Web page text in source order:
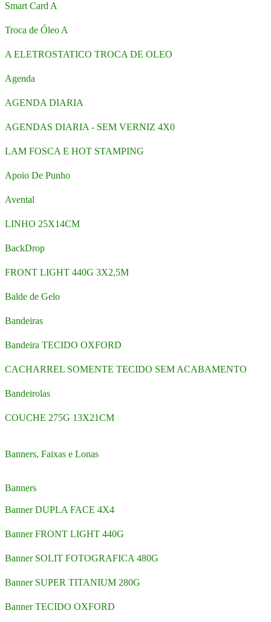
Smart Card A
Troca de Óleo A
A ELETROSTATICO TROCA DE OLEO
Agenda
AGENDA DIARIA
AGENDAS DIARIA - SEM VERNIZ 4X0
LAM FOSCA E HOT STAMPING
Apoio De Punho
Avental
LINHO 25X14CM
BackDrop
FRONT LIGHT 440G 3X2,5M
Balde de Gelo
Bandeiras
Bandeira TECIDO OXFORD
CACHARREL SOMENTE TECIDO SEM ACABAMENTO
Bandeirolas
COUCHE 275G 13X21CM
Banners, Faixas e Lonas
Banners
Banner DUPLA FACE 4X4
Banner FRONT LIGHT 440G
Banner SOLIT FOTOGRAFICA 480G
Banner SUPER TITANIUM 280G
Banner TECIDO OXFORD